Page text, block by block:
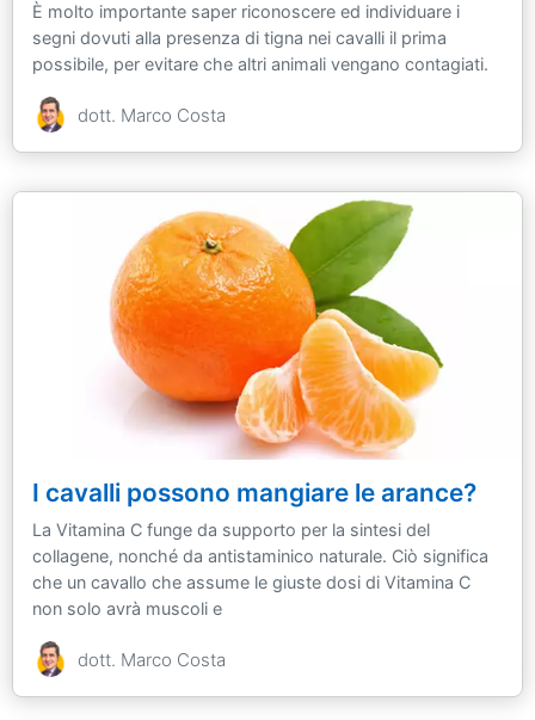
È molto importante saper riconoscere ed individuare i
segni dovuti alla presenza di tigna nei cavalli il prima
possibile, per evitare che altri animali vengano contagiati.
dott. Marco Costa
I cavalli possono mangiare le arance?
La Vitamina C funge da supporto per la sintesi del
collagene, nonché da antistaminico naturale. Ciò significa
che un cavallo che assume le giuste dosi di Vitamina C
non solo avrà muscoli e
dott. Marco Costa